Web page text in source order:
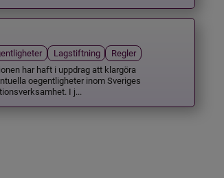
Lagstiftning
Regler
har haft i uppdrag att klargöra
oegentligheter inom Sveriges
I j...